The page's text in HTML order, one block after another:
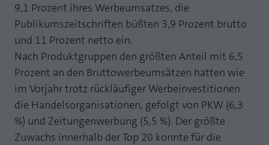
9,1 Prozent ihres Werbeumsatzes, die
Publikumszeitschriften büßten 3,9 Prozent brutto
und 11 Prozent netto ein.
Nach Produktgruppen den größten Anteil mit 6,5
Prozent an den Bruttowerbeumsätzen hatten wie
im Vorjahr trotz rückläufiger Werbeinvestitionen
die Handelsorganisationen, gefolgt von PKW (6,3
%) und Zeitungenwerbung (5,5 %). Der größte
Zuwachs innerhalb der Top 20 konnte für die